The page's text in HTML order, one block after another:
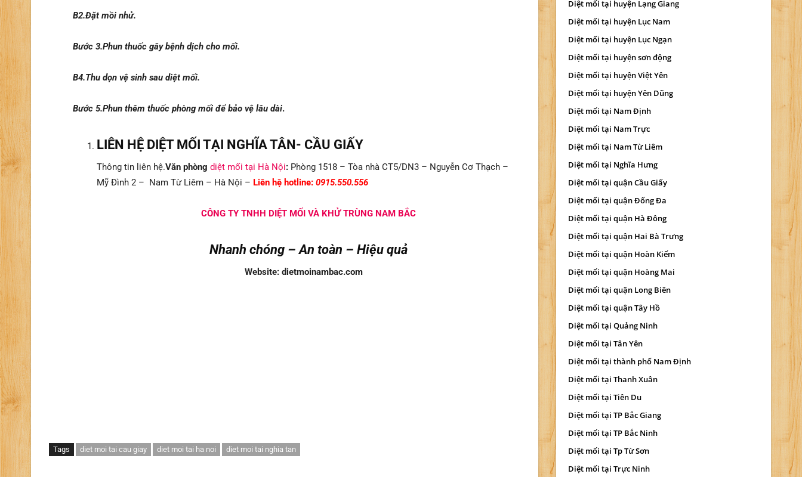
B2.Đặt mồi nhử.
Bước 3.Phun thuốc gây bệnh dịch cho mối.
B4.Thu dọn vệ sinh sau diệt mối.
Bước 5.Phun thêm thuốc phòng mối để bảo vệ lâu dài.
LIÊN HỆ DIỆT MỐI TẠI NGHĨA TÂN- CẦU GIẤY
Thông tin liên hệ.Văn phòng diệt mối tại Hà Nội: Phòng 1518 – Tòa nhà CT5/DN3 – Nguyễn Cơ Thạch –
Mỹ Đình 2 – Nam Từ Liêm – Hà Nội – Liên hệ hotline: 0915.550.556
CÔNG TY TNHH DIỆT MỐI VÀ KHỬ TRÙNG NAM BẮC
Nhanh chóng – An toàn – Hiệu quả
Website: dietmoinambac.com
Tags diet moi tai cau giay diet moi tai ha noi diet moi tai nghia tan
Diệt mối tại huyện Lạng Giang
Diệt mối tại huyện Lục Nam
Diệt mối tại huyện Lục Ngạn
Diệt mối tại huyện sơn động
Diệt mối tại huyện Việt Yên
Diệt mối tại huyện Yên Dũng
Diệt mối tại Nam Định
Diệt mối tại Nam Trực
Diệt mối tại Nam Từ Liêm
Diệt mối tại Nghĩa Hưng
Diệt mối tại quận Cầu Giấy
Diệt mối tại quận Đống Đa
Diệt mối tại quận Hà Đông
Diệt mối tại quận Hai Bà Trưng
Diệt mối tại quận Hoàn Kiếm
Diệt mối tại quận Hoàng Mai
Diệt mối tại quận Long Biên
Diệt mối tại quận Tây Hồ
Diệt mối tại Quảng Ninh
Diệt mối tại Tân Yên
Diệt mối tại thành phố Nam Định
Diệt mối tại Thanh Xuân
Diệt mối tại Tiên Du
Diệt mối tại TP Bắc Giang
Diệt mối tại TP Bắc Ninh
Diệt mối tại Tp Từ Sơn
Diệt mối tại Trực Ninh